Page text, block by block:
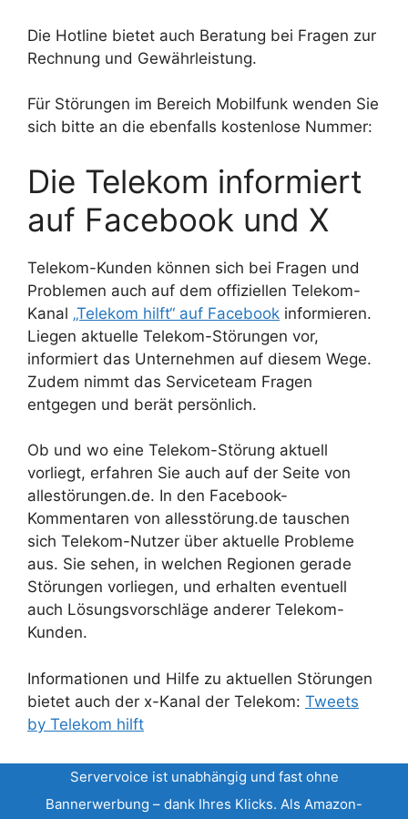
Die Hotline bietet auch Beratung bei Fragen zur
Rechnung und Gewährleistung.
Für Störungen im Bereich Mobilfunk wenden Sie
sich bitte an die ebenfalls kostenlose Nummer:
Die Telekom informiert
auf Facebook und X
Telekom-Kunden können sich bei Fragen und
Problemen auch auf dem offiziellen Telekom-
Kanal „Telekom hilft“ auf Facebook informieren.
Liegen aktuelle Telekom-Störungen vor,
informiert das Unternehmen auf diesem Wege.
Zudem nimmt das Serviceteam Fragen
entgegen und berät persönlich.
Ob und wo eine Telekom-Störung aktuell
vorliegt, erfahren Sie auch auf der Seite von
allestörungen.de. In den Facebook-
Kommentaren von allesstörung.de tauschen
sich Telekom-Nutzer über aktuelle Probleme
aus. Sie sehen, in welchen Regionen gerade
Störungen vorliegen, und erhalten eventuell
auch Lösungsvorschläge anderer Telekom-
Kunden.
Informationen und Hilfe zu aktuellen Störungen
bietet auch der x-Kanal der Telekom: Tweets
by Telekom hilft
Servervoice ist unabhängig und fast ohne
Bannerwerbung – dank Ihres Klicks. Als Amazon-